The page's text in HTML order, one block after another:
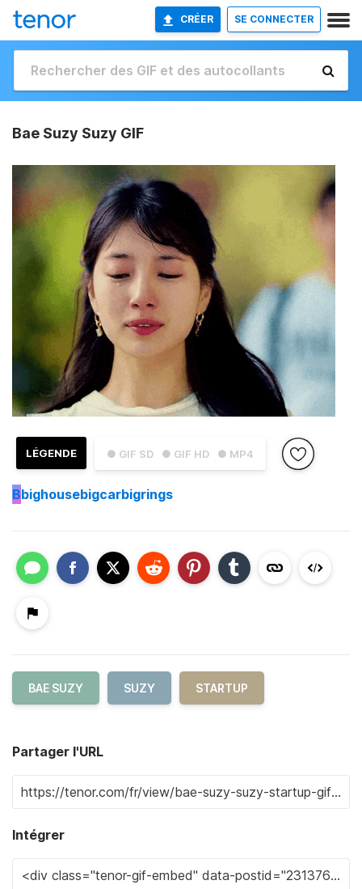
CRÉER SE CONNECTER
Bae Suzy Suzy GIF
● GIF SD ● GIF HD ● MP4
LÉGENDE
Bbighousebigcarbigrings
BAE SUZY SUZY STARTUP
Partager l'URL
Intégrer